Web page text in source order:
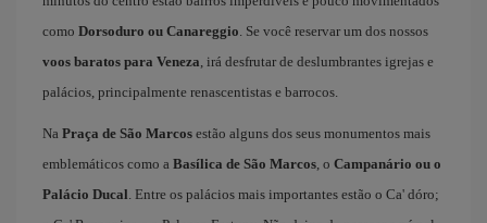
como Dorsoduro ou Canareggio . Se você reservar um dos nossos
voos baratos para Veneza , irá desfrutar de deslumbrantes igrejas e
palácios, principalmente renascentistas e barrocos.
Na Praça de São Marcos estão alguns dos seus monumentos mais
emblemáticos como a Basílica de São Marcos , o Campanário ou o
Palácio Ducal . Entre os palácios mais importantes estão o Ca' dóro;